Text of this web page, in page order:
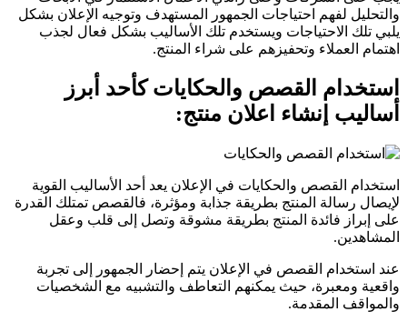
والتحليل لفهم احتياجات الجمهور المستهدف وتوجيه الإعلان بشكل
يلبي تلك الاحتياجات ويستخدم تلك الأساليب بشكل فعال لجذب
اهتمام العملاء وتحفيزهم على شراء المنتج.
استخدام القصص والحكايات كأحد أبرز
أساليب إنشاء اعلان منتج:
استخدام القصص والحكايات في الإعلان يعد أحد الأساليب القوية
لإيصال رسالة المنتج بطريقة جذابة ومؤثرة، فالقصص تمتلك القدرة
على إبراز فائدة المنتج بطريقة مشوقة وتصل إلى قلب وعقل
المشاهدين.
عند استخدام القصص في الإعلان يتم إحضار الجمهور إلى تجربة
واقعية ومعبرة، حيث يمكنهم التعاطف والتشبيه مع الشخصيات
والمواقف المقدمة.